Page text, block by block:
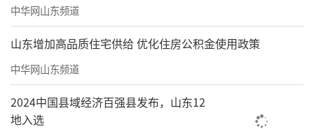
中华网山东频道
山东增加高品质住宅供给 优化住房公积金使用政策
中华网山东频道
2024中国县域经济百强县发布，山东12
地入选